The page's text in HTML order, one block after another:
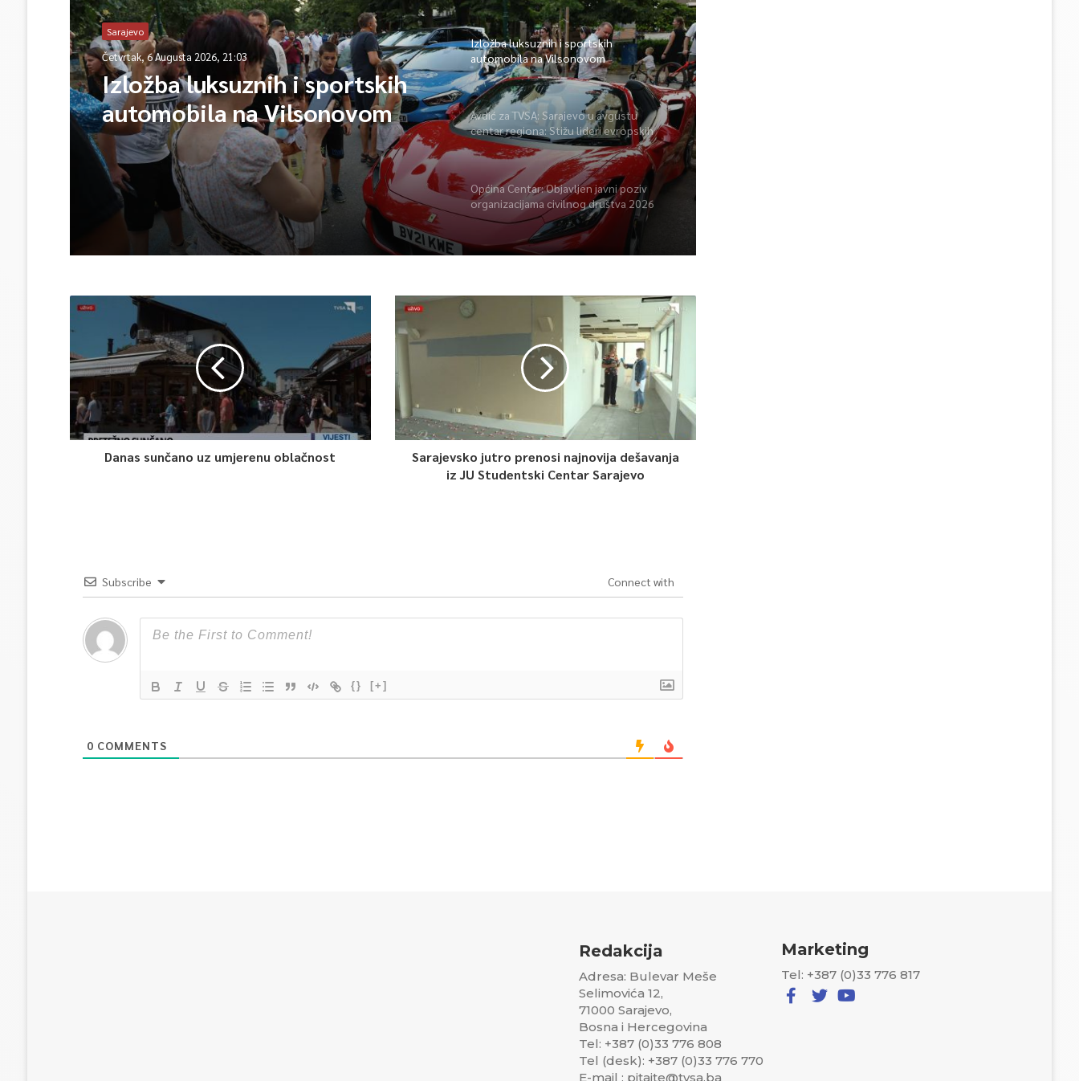
Sarajevo
Četvrtak, 6 Augusta 2026, 21:03
Izložba luksuznih i sportskih
automobila na Vilsonovom
Izložba luksuznih i sportskih
automobila na Vilsonovom
Avdić za TVSA: Sarajevo u avgustu
centar regiona: Stižu lideri evropskih
gradova
Općina Centar: Objavljen javni poziv
organizacijama civilnog društva 2026
Danas sunčano uz umjerenu oblačnost
Sarajevsko jutro prenosi najnovija dešavanja
iz JU Studentski Centar Sarajevo
Subscribe Connect with
{} [+]
0 COMMENTS
Redakcija
Adresa: Bulevar Meše
Selimovića 12,
71000 Sarajevo,
Bosna i Hercegovina
Tel: +387 (0)33 776 808
Tel (desk): +387 (0)33 776 770
E-mail : pitajte@tvsa.ba
Marketing
Tel: +387 (0)33 776 817